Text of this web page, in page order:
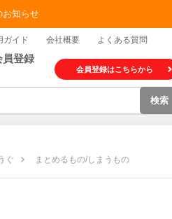
お知らせ
ガイド 会社概要 よくある質問
員登録
会員登録はこちらから
検索
ぐ まとめるもの/しまうもの